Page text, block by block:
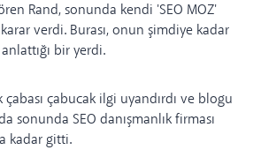
Rand, sonunda kendi 'SEO MOZ'
verdi. Burası, onun şimdiye kadar
bir yerdi.
çabucak ilgi uyandırdı ve blogu
sonunda SEO danışmanlık firması
kadar gitti.